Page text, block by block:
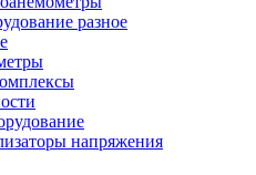
разное
напряжения